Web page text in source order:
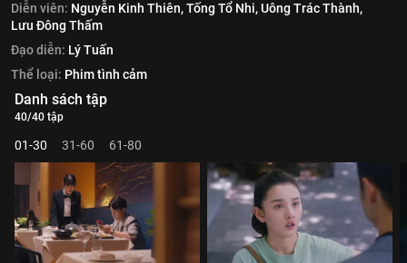
Diễn viên: Nguyễn Kinh Thiên,Tống Tổ Nhi,Uông Trác Thành,
Lưu Đông Thấm
Đạo diễn: Lý Tuấn
Thể loại: Phim tình cảm
Danh sách tập
40/40 tập
01-30 31-60 61-80